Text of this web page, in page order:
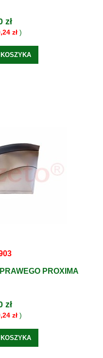
zł
zł)
KOSZYKA
PROXIMA
zł
zł)